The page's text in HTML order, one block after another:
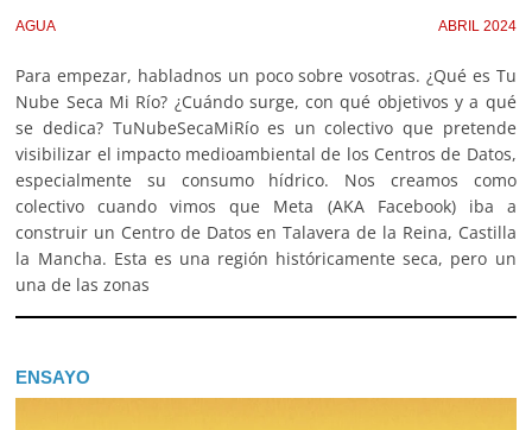
AGUA ABRIL 2024
Para empezar, habladnos un poco sobre vosotras. ¿Qué es Tu
Nube Seca Mi Río? ¿Cuándo surge, con qué objetivos y a qué
se dedica? TuNubeSecaMiRío es un colectivo que pretende
visibilizar el impacto medioambiental de los Centros de Datos,
especialmente su consumo hídrico. Nos creamos como
colectivo cuando vimos que Meta (AKA Facebook) iba a
construir un Centro de Datos en Talavera de la Reina, Castilla
la Mancha. Esta es una región históricamente seca, pero un
una de las zonas
ENSAYO